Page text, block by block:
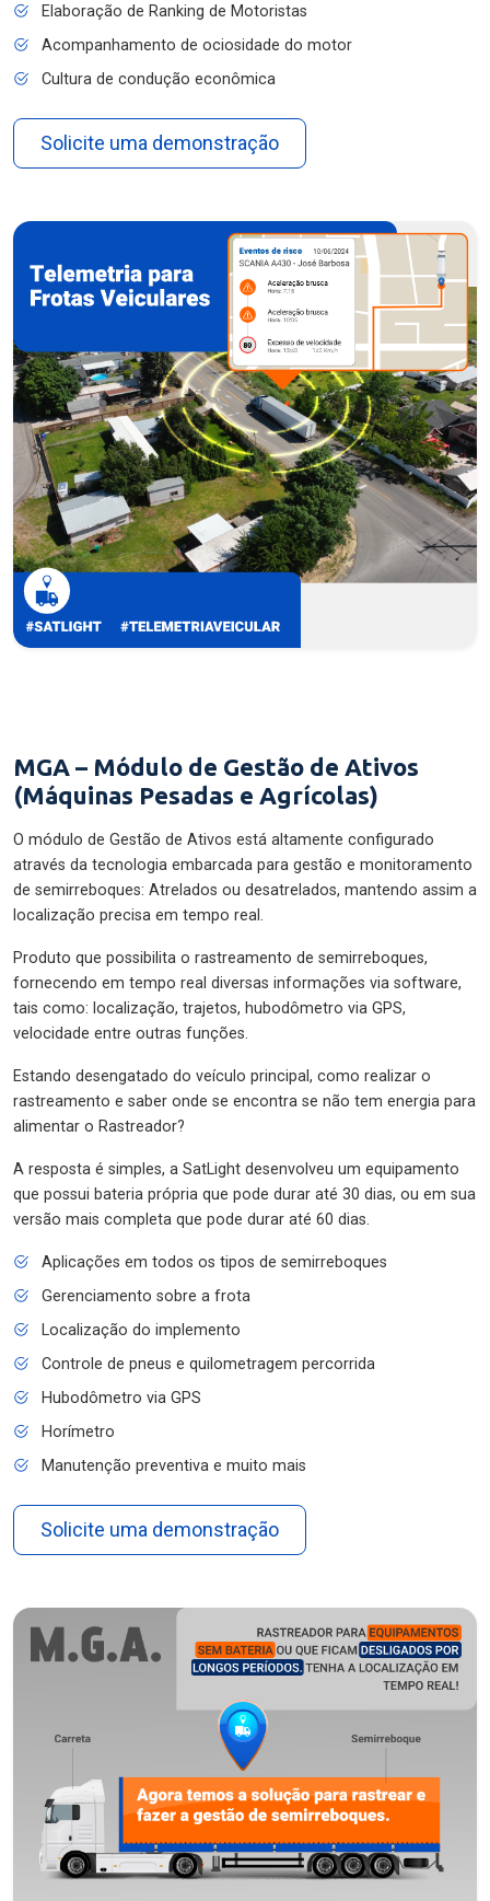
Elaboração de Ranking de Motoristas
Acompanhamento de ociosidade do motor
Cultura de condução econômica
Solicite uma demonstração
MGA – Módulo de Gestão de Ativos
(Máquinas Pesadas e Agrícolas)
O módulo de Gestão de Ativos está altamente configurado
através da tecnologia embarcada para gestão e monitoramento
de semirreboques: Atrelados ou desatrelados, mantendo assim a
localização precisa em tempo real.
Produto que possibilita o rastreamento de semirreboques,
fornecendo em tempo real diversas informações via software,
tais como: localização, trajetos, hubodômetro via GPS,
velocidade entre outras funções.
Estando desengatado do veículo principal, como realizar o
rastreamento e saber onde se encontra se não tem energia para
alimentar o Rastreador?
A resposta é simples, a SatLight desenvolveu um equipamento
que possui bateria própria que pode durar até 30 dias, ou em sua
versão mais completa que pode durar até 60 dias.
Aplicações em todos os tipos de semirreboques
Gerenciamento sobre a frota
Localização do implemento
Controle de pneus e quilometragem percorrida
Hubodômetro via GPS
Horímetro
Manutenção preventiva e muito mais
Solicite uma demonstração